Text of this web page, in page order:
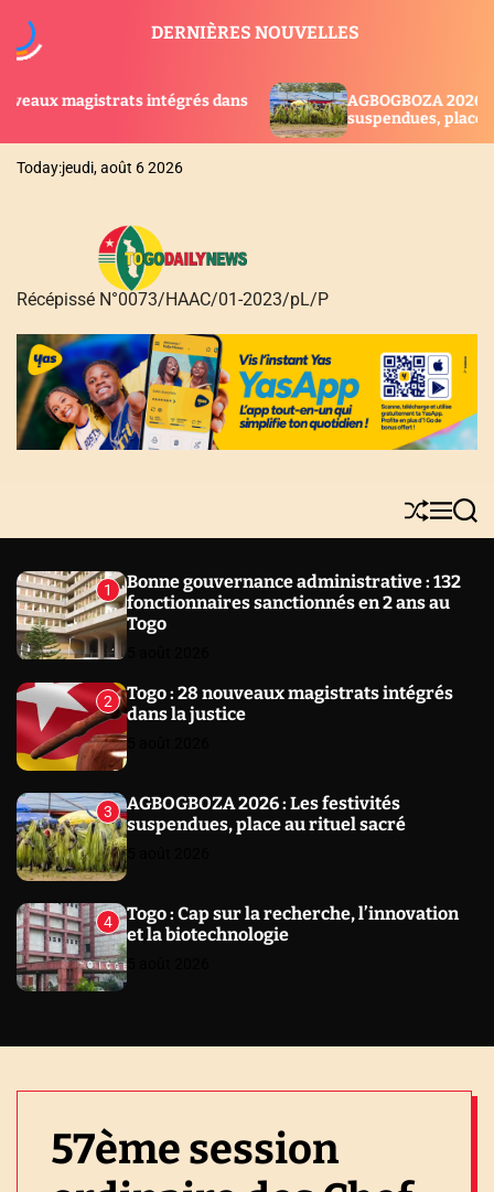
DERNIÈRES NOUVELLES
dans
AGBOGBOZA 2026 : Les festivités
suspendues, place au rituel sacré
Today:jeudi, août 6 2026
T
G
O
D
A
I
W
S
Récépissé N°0073/HAAC/01-2023/pL/P
S
h
l
e
M
e
u
S
e
r
c
1
Bonne gouvernance administrative : 132
fonctionnaires sanctionnés en 2 ans au
Togo
2
Togo : 28 nouveaux magistrats intégrés
dans la justice
3
AGBOGBOZA 2026 : Les festivités
suspendues, place au rituel sacré
4
Togo : Cap sur la recherche, l’innovation
et la biotechnologie
57ème session